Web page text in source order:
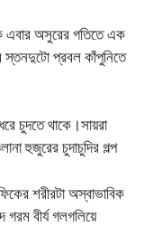
এবার অসুরের গতিতে এক
স্তনদুটো প্রবল কাঁপুনিতে
চুদতে থাকে।সায়রা
হুজুরের চুদাচুদির গল্প
শরীরটা অস্বাভাবিক
গরম বীর্য গলগলিয়ে